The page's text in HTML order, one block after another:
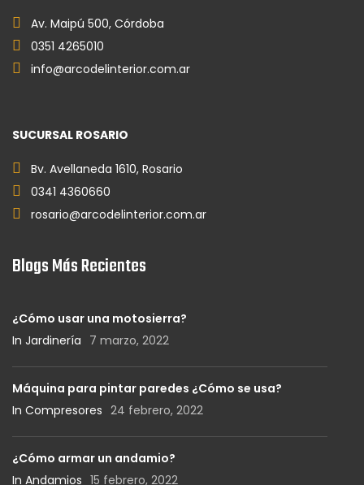
Av. Maipú 500, Córdoba
0351 4265010
info@arcodelinterior.com.ar
SUCURSAL ROSARIO
Bv. Avellaneda 1610, Rosario
0341 4360660
rosario@arcodelinterior.com.ar
Blogs Más Recientes
¿Cómo usar una motosierra?
In Jardinería 7 marzo, 2022
Máquina para pintar paredes ¿Cómo se usa?
In Compresores 24 febrero, 2022
¿Cómo armar un andamio?
In Andamios 15 febrero, 2022